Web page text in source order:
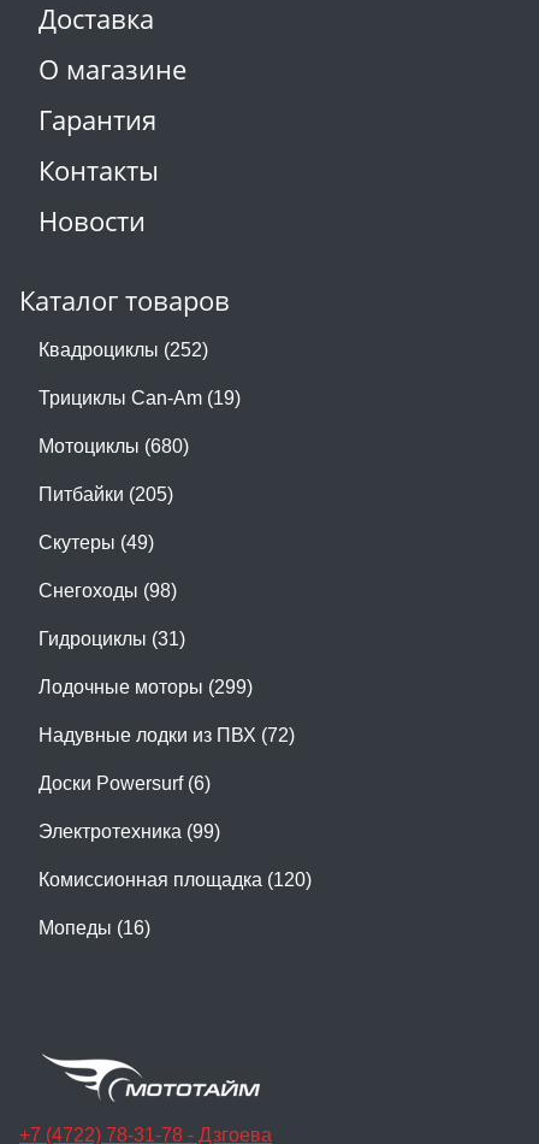
Доставка
О магазине
Гарантия
Контакты
Новости
Каталог товаров
Квадроциклы (252)
Трициклы Can-Am (19)
Мотоциклы (680)
Питбайки (205)
Скутеры (49)
Снегоходы (98)
Гидроциклы (31)
Лодочные моторы (299)
Надувные лодки из ПВХ (72)
Доски Powersurf (6)
Электротехника (99)
Комиссионная площадка (120)
Мопеды (16)
+7 (4722) 78-31-78 - Дзгоева